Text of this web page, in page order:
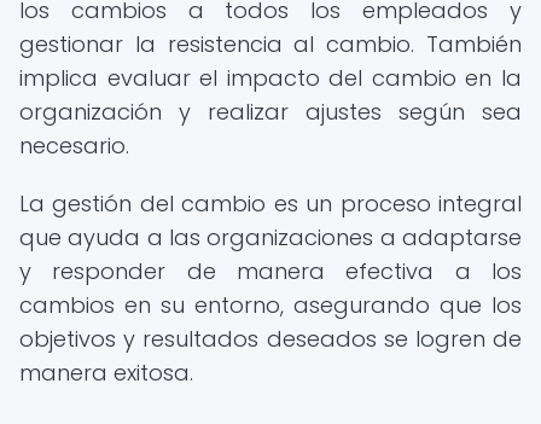
los cambios a todos los empleados y
gestionar la resistencia al cambio. También
implica evaluar el impacto del cambio en la
organización y realizar ajustes según sea
necesario.
La gestión del cambio es un proceso integral
que ayuda a las organizaciones a adaptarse
y responder de manera efectiva a los
cambios en su entorno, asegurando que los
objetivos y resultados deseados se logren de
manera exitosa.